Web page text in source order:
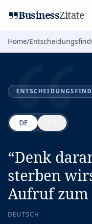
BusinessZitate
Home/
“
DE
“Denk
sterben
Aufruf zum
DEUTSCH